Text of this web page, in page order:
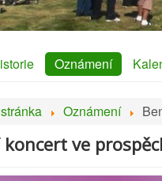
Oznámení
Oznámení
ve